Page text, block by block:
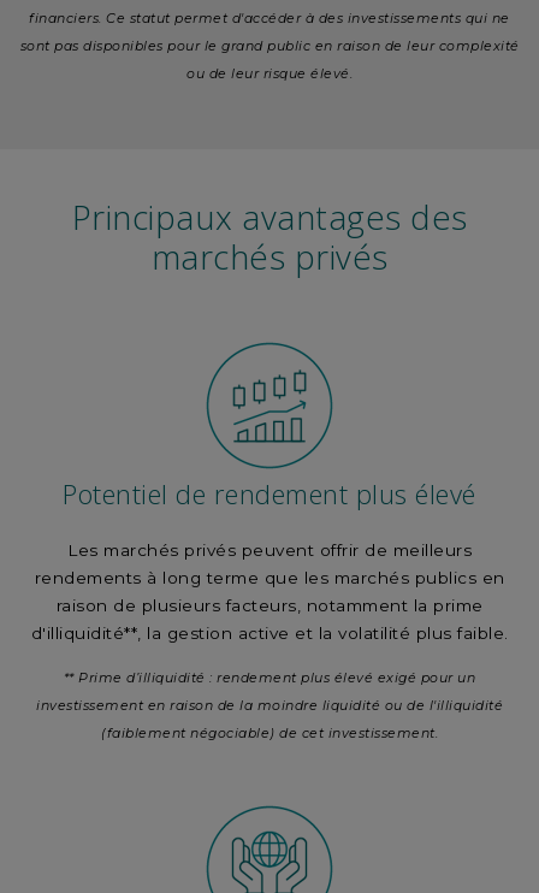
financiers. Ce statut permet d'accéder à des investissements qui ne
sont pas disponibles pour le grand public en raison de leur complexité
ou de leur risque élevé.
Principaux avantages des
marchés privés
Potentiel de rendement plus élevé
Les marchés privés peuvent offrir de meilleurs
rendements à long terme que les marchés publics en
raison de plusieurs facteurs, notamment la prime
d'illiquidité**, la gestion active et la volatilité plus faible.
** Prime d’illiquidité : rendement plus élevé exigé pour un
investissement en raison de la moindre liquidité ou de l'illiquidité
(faiblement négociable) de cet investissement.